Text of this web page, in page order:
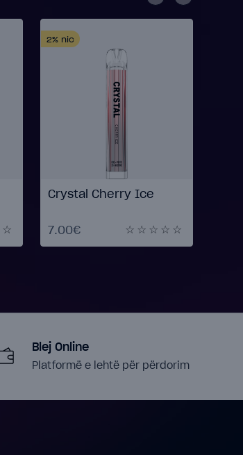
2% nic
Crystal Cherry Ice
7.00€
Blej Online
Platformë e lehtë për përdorim